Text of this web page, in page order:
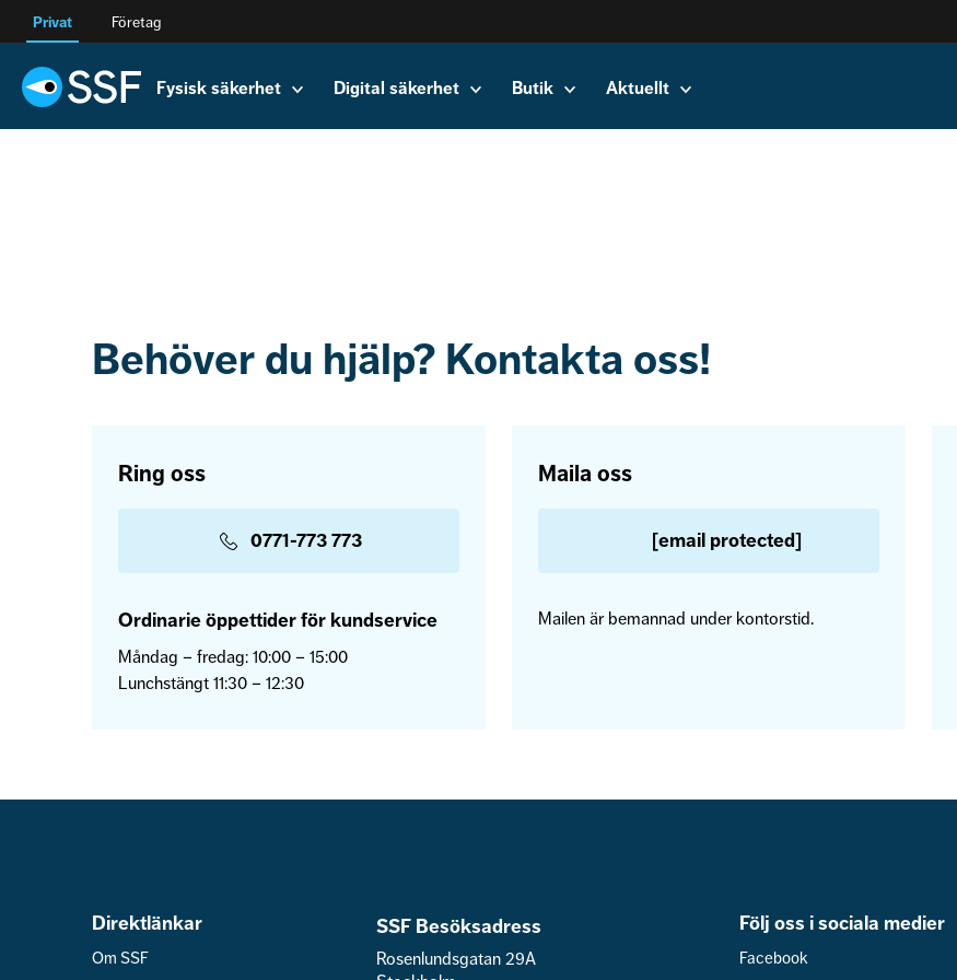
Privat Företag
Fysisk säkerhet Digital säkerhet Butik Aktuellt
Behöver du hjälp? Kontakta oss!
Ring oss
0771-773 773
Ordinarie öppettider för kundservice
Måndag – fredag: 10:00 – 15:00
Lunchstängt 11:30 – 12:30
Maila oss
[email protected]
Mailen är bemannad under kontorstid.
Direktlänkar
Om SSF
SSF Besöksadress
Rosenlundsgatan 29A
Följ oss i sociala medier
Facebook